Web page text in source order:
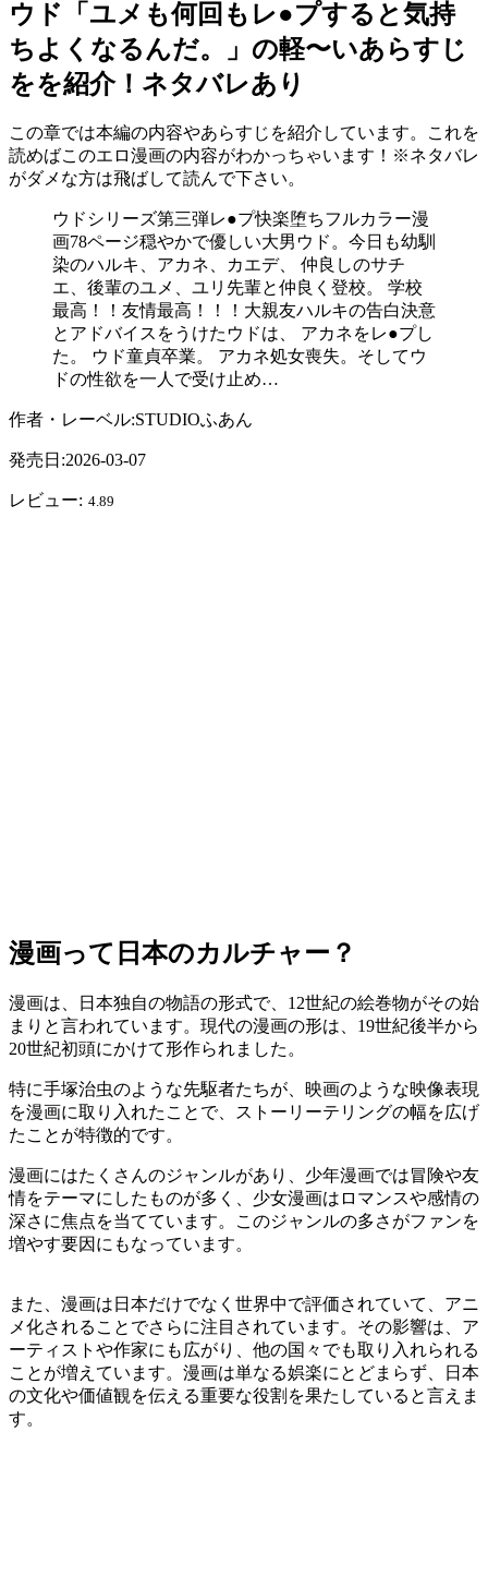
ウド「ユメも何回もレ●プすると気持
ちよくなるんだ。」の軽〜いあらすじ
をを紹介！ネタバレあり
この章では本編の内容やあらすじを紹介しています。これを
読めばこのエロ漫画の内容がわかっちゃいます！※ネタバレ
がダメな方は飛ばして読んで下さい。
ウドシリーズ第三弾レ●プ快楽堕ちフルカラー漫
画78ページ穏やかで優しい大男ウド。今日も幼馴
染のハルキ、アカネ、カエデ、 仲良しのサチ
エ、後輩のユメ、ユリ先輩と仲良く登校。 学校
最高！！友情最高！！！大親友ハルキの告白決意
とアドバイスをうけたウドは、 アカネをレ●プし
た。 ウド童貞卒業。 アカネ処女喪失。そしてウ
ドの性欲を一人で受け止め…
作者・レーベル:STUDIOふあん
発売日:2026-03-07
レビュー: 4.89
漫画って日本のカルチャー？
漫画は、日本独自の物語の形式で、12世紀の絵巻物がその始
まりと言われています。現代の漫画の形は、19世紀後半から
20世紀初頭にかけて形作られました。
特に手塚治虫のような先駆者たちが、映画のような映像表現
を漫画に取り入れたことで、ストーリーテリングの幅を広げ
たことが特徴的です。
漫画にはたくさんのジャンルがあり、少年漫画では冒険や友
情をテーマにしたものが多く、少女漫画はロマンスや感情の
深さに焦点を当てています。このジャンルの多さがファンを
増やす要因にもなっています。
また、漫画は日本だけでなく世界中で評価されていて、アニ
メ化されることでさらに注目されています。その影響は、ア
ーティストや作家にも広がり、他の国々でも取り入れられる
ことが増えています。漫画は単なる娯楽にとどまらず、日本
の文化や価値観を伝える重要な役割を果たしていると言えま
す。